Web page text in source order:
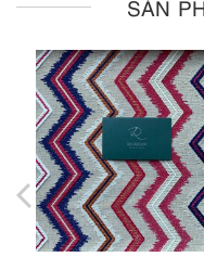
SẢN